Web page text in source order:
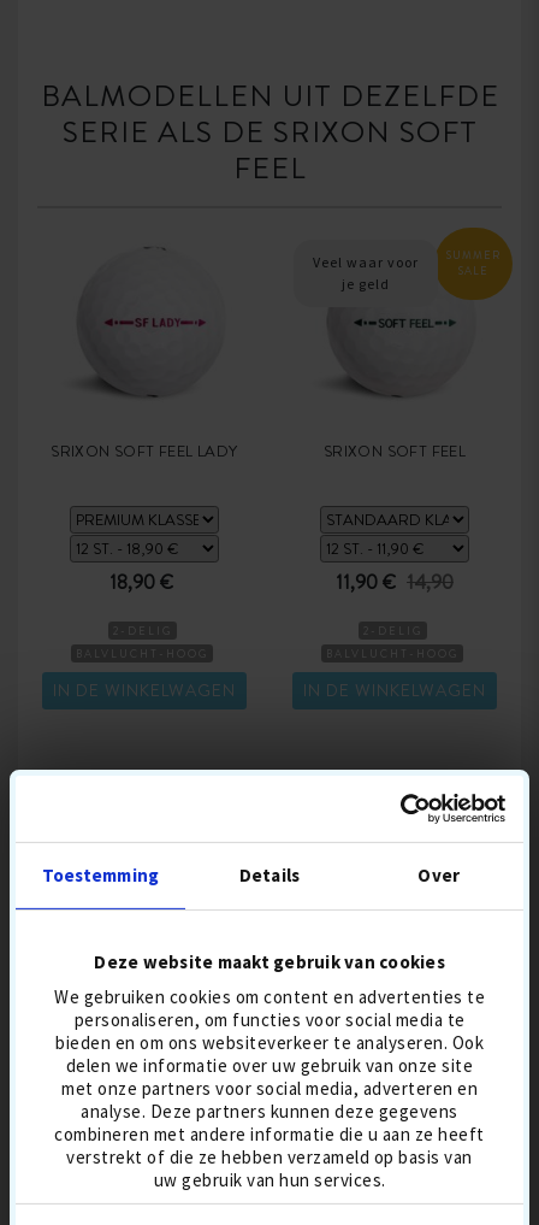
Toestemming Details Over
Deze website maakt gebruik van cookies
We gebruiken cookies om content en advertenties te
personaliseren, om functies voor social media te
bieden en om ons websiteverkeer te analyseren. Ook
delen we informatie over uw gebruik van onze site
met onze partners voor social media, adverteren en
analyse. Deze partners kunnen deze gegevens
combineren met andere informatie die u aan ze heeft
verstrekt of die ze hebben verzameld op basis van
uw gebruik van hun services.
BALMODELLEN UIT DEZELFDE
SERIE ALS DE SRIXON SOFT
FEEL
SRIXON SOFT FEEL LADY
18,90 €
BALVLUCHT-HOOG
IONOMEER
IN DE WINKELWAGEN
SUMMER
SALE
Veel waar voor
je geld
SRIXON SOFT FEEL
11,90 € 14,90
BALVLUCHT-HOOG
IONOMEER
IN DE WINKELWAGEN
MOMENTEEL BEST
VERKOCHTE GOLFBALLEN
SUMMER
SALE